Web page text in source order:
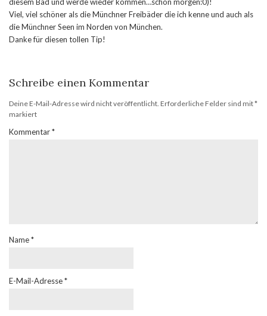
Viel, viel schöner als die Münchner Freibäder die ich kenne und auch als
die Münchner Seen im Norden von München.
Danke für diesen tollen Tip!
Schreibe einen Kommentar
Deine E-Mail-Adresse wird nicht veröffentlicht. Erforderliche Felder sind mit*
markiert
Kommentar*
Name*
E-Mail-Adresse*